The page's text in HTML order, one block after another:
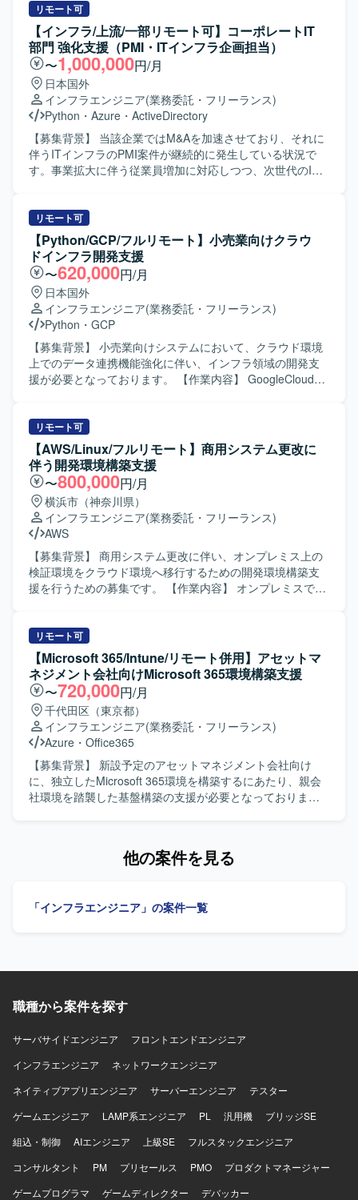
ます。 JP1-IM担当の方には、JP1-IMによる監視設計・構
築、REST／Ping／プロセス／リソース監視設定、イベント
監視およびWebhook連携設定、環境別運用ルール整理
（DEV／DR／本番）、環境構築・テスト・運用設計・運用
ツール開発支援などをお任せいたします。 JP1-AJS担当の
方には、Service起動停止・運転再開、系切替・LB片寄せ、
リグレッション試験やハッシュ比較によるマスタ正常性確
認、処理時間推移・Java-GC推移・JOB実行時短時間性能
推移の確認、ログローテや性能情報収集の実行処理、バッ
クアップなどをお任せいたします。 【求める人物像】 顧客
と直接コミュニケーションを取りながら、要件確認や課題
に取り組んでいただける方が望ましいです。 【ポジション
の魅力】 高セキュリティ環境における基盤再構築および運
用移管の上流から携わることができ、JP1およびIaCを活用
した運用設計・構築の経験を深めることができます。顧客
との直接コミュニケーションを通じて、要件定義や課題解
決のスキルも伸ばせるポジションです。 【開発環境】
Talend を用いたマスタデータ連携基盤、高セキュリティ環
境（SDPF）上でのAnsibleによるIaCベースの基盤構築、お
よびJP1-IM／JP1-AJSによる監視・ジョブ管理を利用いた
します。
リモート可
【インフラ/上流/一部リモート可】コーポレートIT
部門 強化支援（PMI・ITインフラ企画担当）
〜1,000,000円/月
日本国外
インフラエンジニア(業務委託・フリーランス)
Python ・ Azure ・ ActiveDirectory
【募集背景】 当該企業ではM&Aを加速させており、それに
伴うITインフラのPMI案件が継続的に発生している状況で
す。事業拡大に伴う従業員増加に対応しつつ、次世代のIT
す。変動する業務量へ柔軟に対応し、PMI案件の推進力を高
めるために経験豊富な方に即戦力としてご活躍いただきた
く、本案件を募集いたします。 【作業内容】 M&A成立後の
PMI案件発生時に、プロジェクトリーダーとしてITインフラ
統合プロジェクトの中心的な役割を担っていただきます。
PMIの規模によっては外部パートナーとチームを編成し、統
合作業の計画策定や推進、関係者調整を行っていただきま
す。具体的には、Active DirectoryやEntra IDへの統合、
Microsoft365やGoogle Workspaceの導入支援、WAN回線の
敷設やVPNの導入支援、既存PCのリプレースやMDM導入支
援、ハードウェアおよびライセンス資産の見直しなどに関
メントなど）の比較・技術検証、ヘルプデスクからのエス
カレーション案件のサポート、既存サービスの高度化支援
（ツール間連携、AI活用など）、グループ会社へのITサポー
ト体制の強化支援などの業務にも携わっていただきます。
【求める人物像】 ITインフラ領域において主体的にプロジ
ェクトを推進でき、関係部門や外部パートナーと円滑にコ
ミュニケーションを取りながら調整・合意形成を進められ
る方を求めております。変化の多い環境下でも柔軟に対応
し、自ら課題を発見して解決策を提案・実行していただけ
る方にご活躍いただきたいと考えております。 【ポジショ
ンの魅力】 継続的に発生するPMI案件を通じて、M&Aにお
ント管理など幅広いITインフラ領域に携われるため、技
術・知見の幅を広げられる環境です。また、新規サービス
の技術検証や既存サービスの高度化といった戦略的なテー
マにも関与できるため、企画・検証から実務まで一貫した
経験を積むことができます。 【開発環境】 Active Directory
/ Entra ID、Microsoft365、Google Workspace、WAN / LAN
/ VPN、PCキッティング、MDM（Intune, Jamf 等）、
EDR、ゼロタッチデプロイメント（Autopilot, Apple DEP
等）、Windows / Linuxサーバ、Azure、AWS、各種セキュ
リティソリューション、iPaaS、RPAなどを活用したITイン
フラ環境です。
リモート可
【Python/GCP/フルリモート】小売業向けクラウ
ドインフラ開発支援
〜620,000円/月
日本国外
インフラエンジニア(業務委託・フリーランス)
Python ・ GCP
【募集背景】 小売業向けシステムにおいて、クラウド環境
上でのデータ連携機能強化に伴い、インフラ領域の開発支
援が必要となっております。 【作業内容】 GoogleCloud環
を行っていただきます。 具体的には、対向システムごとの
フォーマットに合わせたファイル連携基盤の設計・構築、
データ取得からファイル作成までの処理を支えるインフラ
の整備、対向システムへのPUSHおよび外部システムからの
PULLに対応するための仕組みの構築などを担当していただ
きます。また、APIとしての提供方式に対応するための環境
構成や関連する設定作業も行っていただきます。 【求める
人物像】 クラウドインフラに関する知見を活かし、要件を
踏まえて自律的に環境構成を検討できる方を求めておりま
す。関係者とのコミュニケーションを取りながら、安定し
たデータ連携基盤の構築に取り組んでいただける方が望ま
GCPを中心としたクラウドインフラの実務経験を深めてい
ただけます。データ処理から連携まで一連の仕組みづくり
に関わることで、インフラエンジニアとしてのスキルの幅
を広げることができます。 【開発環境】 GoogleCloud環境
（IAM、VPC、Firewallルール、VM、Pub/Sub など）を利
用したインフラ構成となります。Dockerイメージを用いた
コンテナ運用を前提とし、BigQueryやストレージサービス
との連携を行います。
リモート可
【AWS/Linux/フルリモート】商用システム更改に
伴う開発環境構築支援
〜800,000円/月
横浜市（神奈川県）
インフラエンジニア(業務委託・フリーランス)
AWS
【募集背景】 商用システム更改に伴い、オンプレミス上の
検証環境をクラウド環境へ移行するための開発環境構築支
援を行うための募集です。 【作業内容】 オンプレミスで構
す。AWS特有のネットワーク設定については、お客様と内
容を確認しながら設計・設定を進めていただきます。 【求
める人物像】 与えられた手順や要件を踏まえて、自立して
環境構築作業を進められる方を求めています。お客様とコ
ミュニケーションを取りながら、不明点を積極的に確認
し、段階的に環境を仕上げていける方です。 【ポジション
の魅力】 オンプレミスからクラウドへの移行案件に関わる
ことで、AWS上でのネットワーク設計や環境構築の実務経
験を積むことができます。既存手順書をベースにしつつ
も、クラウド特有の設計検討にも携わることができます。
【開発環境】 AWS上の各種サービスおよびLinux（RHEL
リモート可
【Microsoft 365/Intune/リモート併用】アセットマ
ネジメント会社向けMicrosoft 365環境構築支援
〜720,000円/月
千代田区（東京都）
インフラエンジニア(業務委託・フリーランス)
Azure ・ Office365
【募集背景】 新設予定のアセットマネジメント会社向け
に、独立したMicrosoft 365環境を構築するにあたり、親会
社環境を踏襲した基盤構築の支援が必要となっておりま
ドキュメントの修正や加筆にも対応していただきます。
などを行っていただきます。また、セキュリティサービス
構築を進めていただける方を求めております。ドキュメン
つつ丁寧に環境を整備できる方です。 【ポジションの魅
から関わることができ、Intuneを中心としたPC管理や
セキュリティサービスの実装経験を一貫して積むことがで
きます。親会社環境を踏襲しつつも、新会社向けに最適化
された環境構築に携わることで、設計力や構築力を高めて
いただけます。 【開発環境】 Microsoft 365, Microsoft
他の案件を見る
「インフラエンジニア」の案件一覧
職種から案件を探す
サーバサイドエンジニア
フロントエンドエンジニア
インフラエンジニア
ネットワークエンジニア
ネイティブアプリエンジニア
サーバーエンジニア
テスター
ゲームエンジニア
LAMP系エンジニア PL 汎用機
ブリッジSE
組込・制御
AIエンジニア 上級SE
フルスタックエンジニア
コンサルタント
PM プリセールス PMO
プロダクトマネージャー
ゲームプログラマ
ゲームディレクター
デバッカー